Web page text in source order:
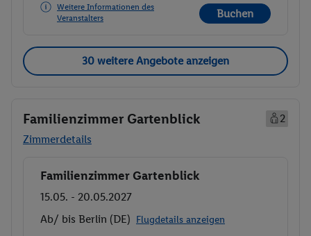
Weitere Informationen des
Veranstalters
Buchen
30 weitere Angebote anzeigen
Familienzimmer Gartenblick
2
Zimmerdetails
Buchen
Familienzimmer Gartenblick
15.05. - 20.05.2027
Ab/ bis Berlin (DE) Flugdetails anzeigen